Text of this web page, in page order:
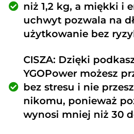
niż 1,2 kg, a miękki i
uchwyt pozwala na
użytkowanie bez
CISZA: Dzięki
YGOPower możesz
bez stresu i nie
nikomu, ponieważ
wynosi mniej niż 30